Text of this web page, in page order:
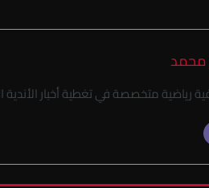
محمد
رياضية متخصصة في تغطية أخبار الأندية